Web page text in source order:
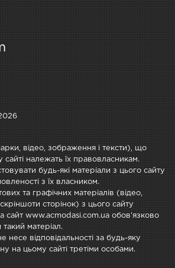
відео, зображення і тексти), що
сайті належать їх правовласникам.
будь-які матеріали з цього сайту
з їх власником.
та графічних матеріалів (відео,
сторінок) з цього сайту
сайт www.acmodasi.com.ua обов'язково
матеріал.
несе відповідальності за будь-яку
на цьому сайті третіми особами.